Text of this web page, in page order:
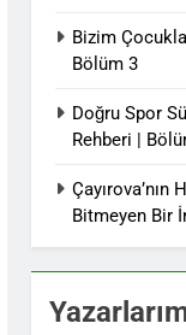
Bizim
Bölüm 3
Doğru Spor
Rehberi |
Bitmeyen Bir